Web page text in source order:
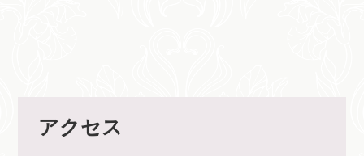
アクセス